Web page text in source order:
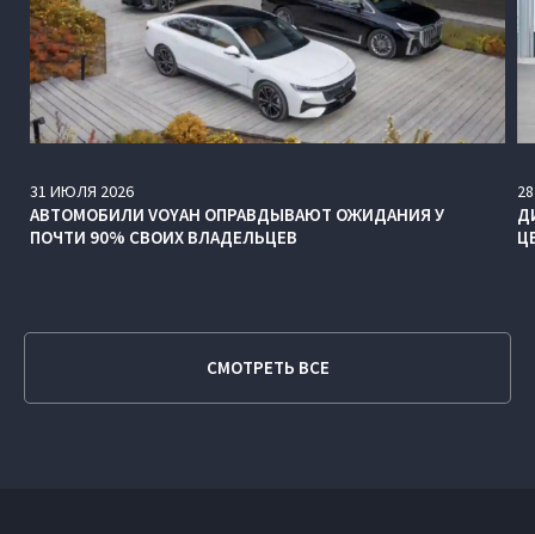
31 ИЮЛЯ 2026
АВТОМОБИЛИ VOYAH ОПРАВДЫВАЮТ ОЖИДАНИЯ У
ПОЧТИ 90% СВОИХ ВЛАДЕЛЬЦЕВ
28
СМОТРЕТЬ ВСЕ